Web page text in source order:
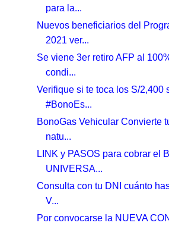
para la...
Nuevos beneficiarios del
2021 ver...
Se viene 3er retiro AFP al
condi...
Verifique si te toca los S/2,400
#BonoEs...
BonoGas Vehicular Convierte
natu...
LINK y PASOS para cobrar el
UNIVERSA...
Consulta con tu DNI cuánto
V...
Por convocarse la NUEVA